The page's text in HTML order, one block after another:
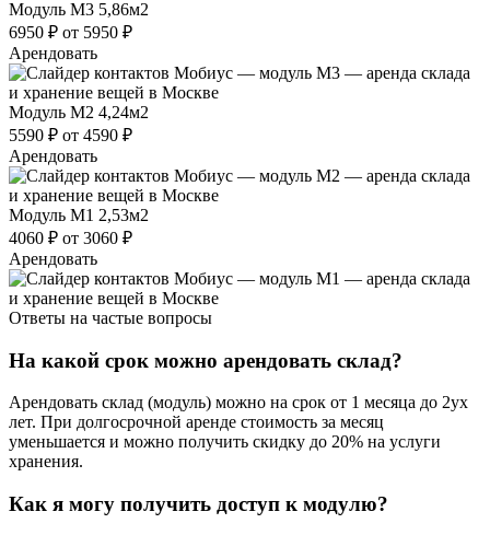
Модуль М3 5,86м2
6950 ₽ от 5950 ₽
Арендовать
Модуль М2 4,24м2
5590 ₽ от 4590 ₽
Арендовать
Модуль М1 2,53м2
4060 ₽ от 3060 ₽
Арендовать
Ответы на частые вопросы
На какой срок можно арендовать склад?
Арендовать склад (модуль) можно на срок от 1 месяца до 2ух
лет. При долгосрочной аренде стоимость за месяц
уменьшается и можно получить скидку до 20% на услуги
хранения.
Как я могу получить доступ к модулю?